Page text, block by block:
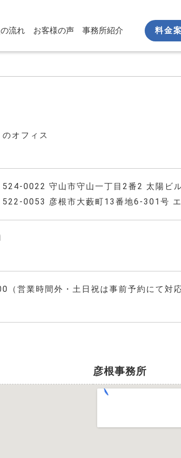
流れ お客様の声 事務所紹介 料金
オフィス
524-0022 守山市守山一丁目2番2 太陽ビ
522-0053 彦根市大藪町13番地6-301号
（営業時間外・土日祝は事前予約にて対応
彦根事務所